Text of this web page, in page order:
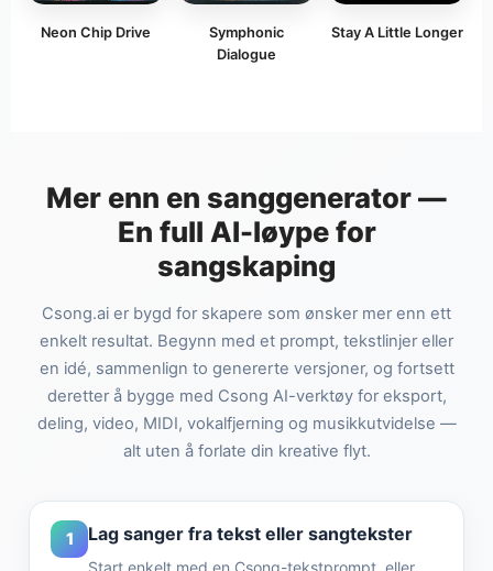
Neon Chip Drive
Symphonic
Dialogue
Stay A Little Longer
Mer enn en sanggenerator —
En full AI-løype for
sangskaping
Csong.ai er bygd for skapere som ønsker mer enn ett
enkelt resultat. Begynn med et prompt, tekstlinjer eller
en idé, sammenlign to genererte versjoner, og fortsett
deretter å bygge med Csong AI-verktøy for eksport,
deling, video, MIDI, vokalfjerning og musikkutvidelse —
alt uten å forlate din kreative flyt.
1 Lag sanger fra tekst eller sangtekster
Start enkelt med en Csong-tekstprompt, eller